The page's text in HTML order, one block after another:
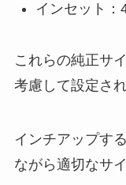
インセット：
これらの純正サ
考慮して設定さ
インチアップす
ながら適切なサ